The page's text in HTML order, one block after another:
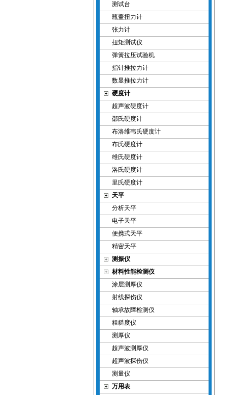
测试台
瓶盖扭力计
张力计
扭矩测试仪
弹簧拉压试验机
指针推拉力计
数显推拉力计
硬度计
超声波硬度计
邵氏硬度计
布洛维韦氏硬度计
布氏硬度计
维氏硬度计
洛氏硬度计
里氏硬度计
天平
分析天平
电子天平
便携式天平
精密天平
测振仪
材料性能检测仪
涂层测厚仪
射线探伤仪
轴承故障检测仪
粗糙度仪
测厚仪
超声波测厚仪
超声波探伤仪
测量仪
万用表